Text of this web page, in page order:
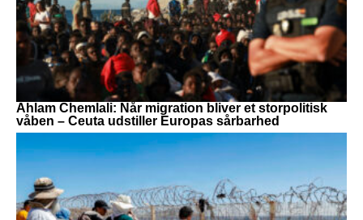
Ahlam Chemlali: Når migration bliver et storpolitisk
våben – Ceuta udstiller Europas sårbarhed